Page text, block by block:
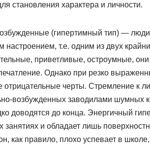
становления характера и личности.
(гипертимный тип) —
т.е. одним из двух
приветливые, остроумные,
Однако при резко
отрицательные черты. Стремление к
возбужденных заводилами
доводятся до конца. Энергичный
занятиях и обладает лишь
как правило, плохо успевает в